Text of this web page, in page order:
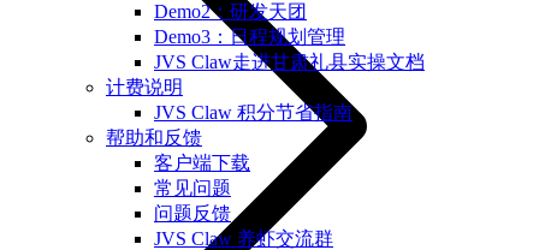
Demo2：研发天团
Demo3：日程规划管理
JVS Claw走进甘肃礼县实操文档
计费说明
JVS Claw 积分节省指南
帮助和反馈
客户端下载
常见问题
问题反馈
JVS Claw 养虾交流群